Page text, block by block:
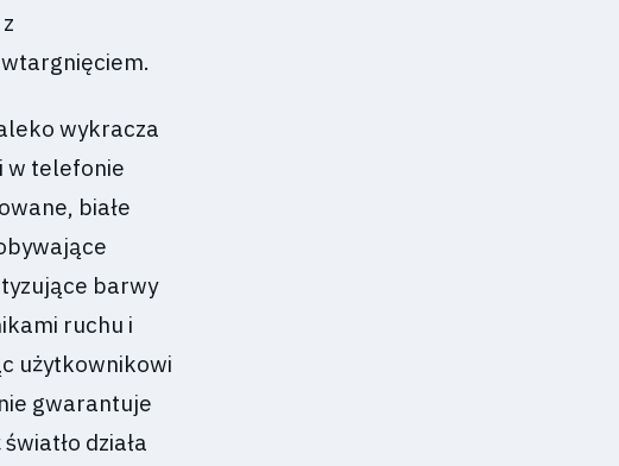
wykracza
w telefonie
białe
barwy
ruchu i
użytkownikowi
gwarantuje
działa